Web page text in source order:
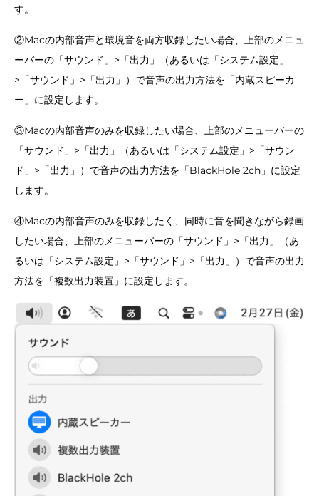
す。
②Macの内部音声と環境音を両方収録したい場合、上部のメニュ
ーバーの「サウンド」>「出力」（あるいは「システム設定」
>「サウンド」>「出力」）で音声の出力方法を「内蔵スピーカ
ー」に設定します。
③Macの内部音声のみを収録したい場合、上部のメニューバーの
「サウンド」>「出力」（あるいは「システム設定」>「サウン
ド」>「出力」）で音声の出力方法を「BlackHole 2ch」に設定
します。
④Macの内部音声のみを収録したく、同時に音を聞きながら録画
したい場合、上部のメニューバーの「サウンド」>「出力」（あ
るいは「システム設定」>「サウンド」>「出力」）で音声の出力
方法を「複数出力装置」に設定します。